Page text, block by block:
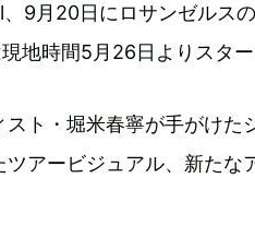
9月20日にロサンゼルス
地時間5月26日よりスター
ト・堀米春寧が手がけた
アービジュアル、新たな